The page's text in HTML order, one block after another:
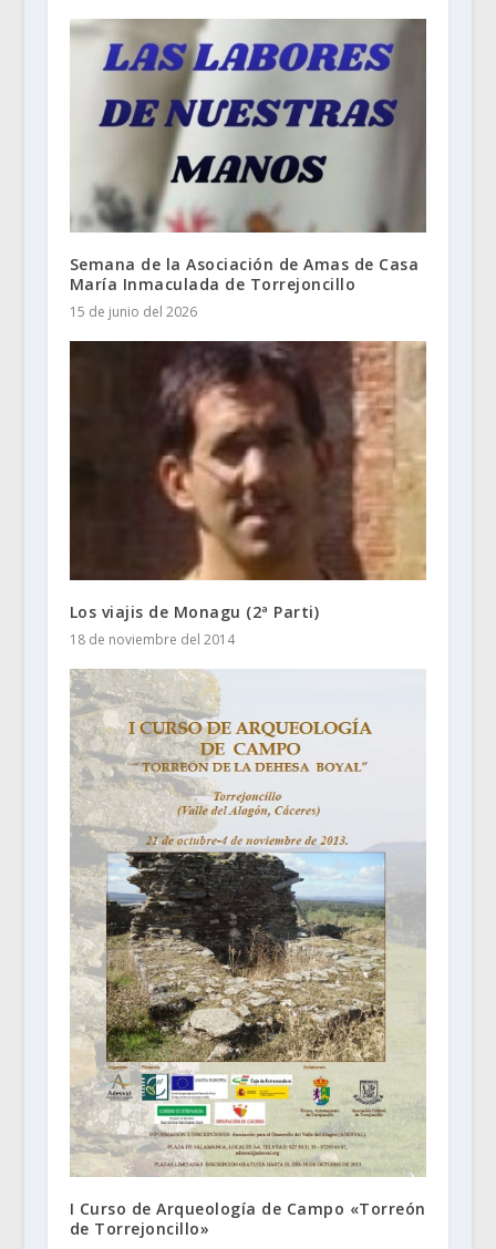
Semana de la Asociación de Amas de Casa
María Inmaculada de Torrejoncillo
15 de junio del 2026
Los viajis de Monagu (2ª Parti)
18 de noviembre del 2014
I Curso de Arqueología de Campo «Torreón
de Torrejoncillo»